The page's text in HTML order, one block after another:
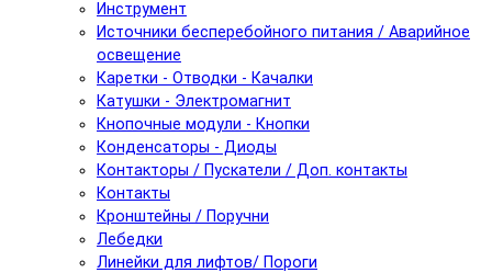
Инструмент
Источники бесперебойного питания / Аварийное
освещение
Каретки - Отводки - Качалки
Катушки - Электромагнит
Кнопочные модули - Кнопки
Конденсаторы - Диоды
Контакторы / Пускатели / Доп. контакты
Контакты
Кронштейны / Поручни
Лебедки
Линейки для лифтов/ Пороги